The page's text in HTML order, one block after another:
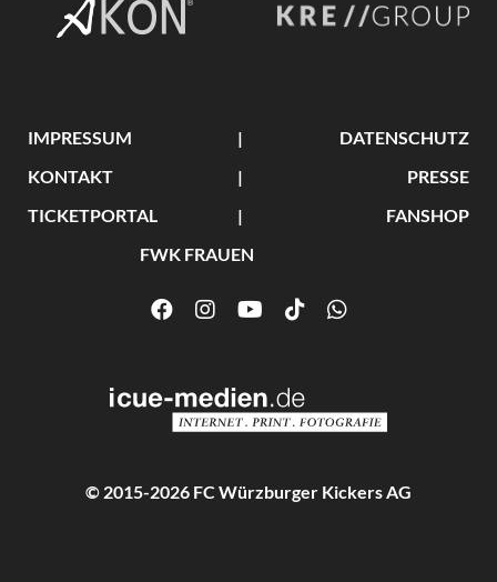
IMPRESSUM
DATENSCHUTZ
KONTAKT
PRESSE
TICKETPORTAL
FANSHOP
FWK FRAUEN
© 2015-2026 FC Würzburger Kickers AG